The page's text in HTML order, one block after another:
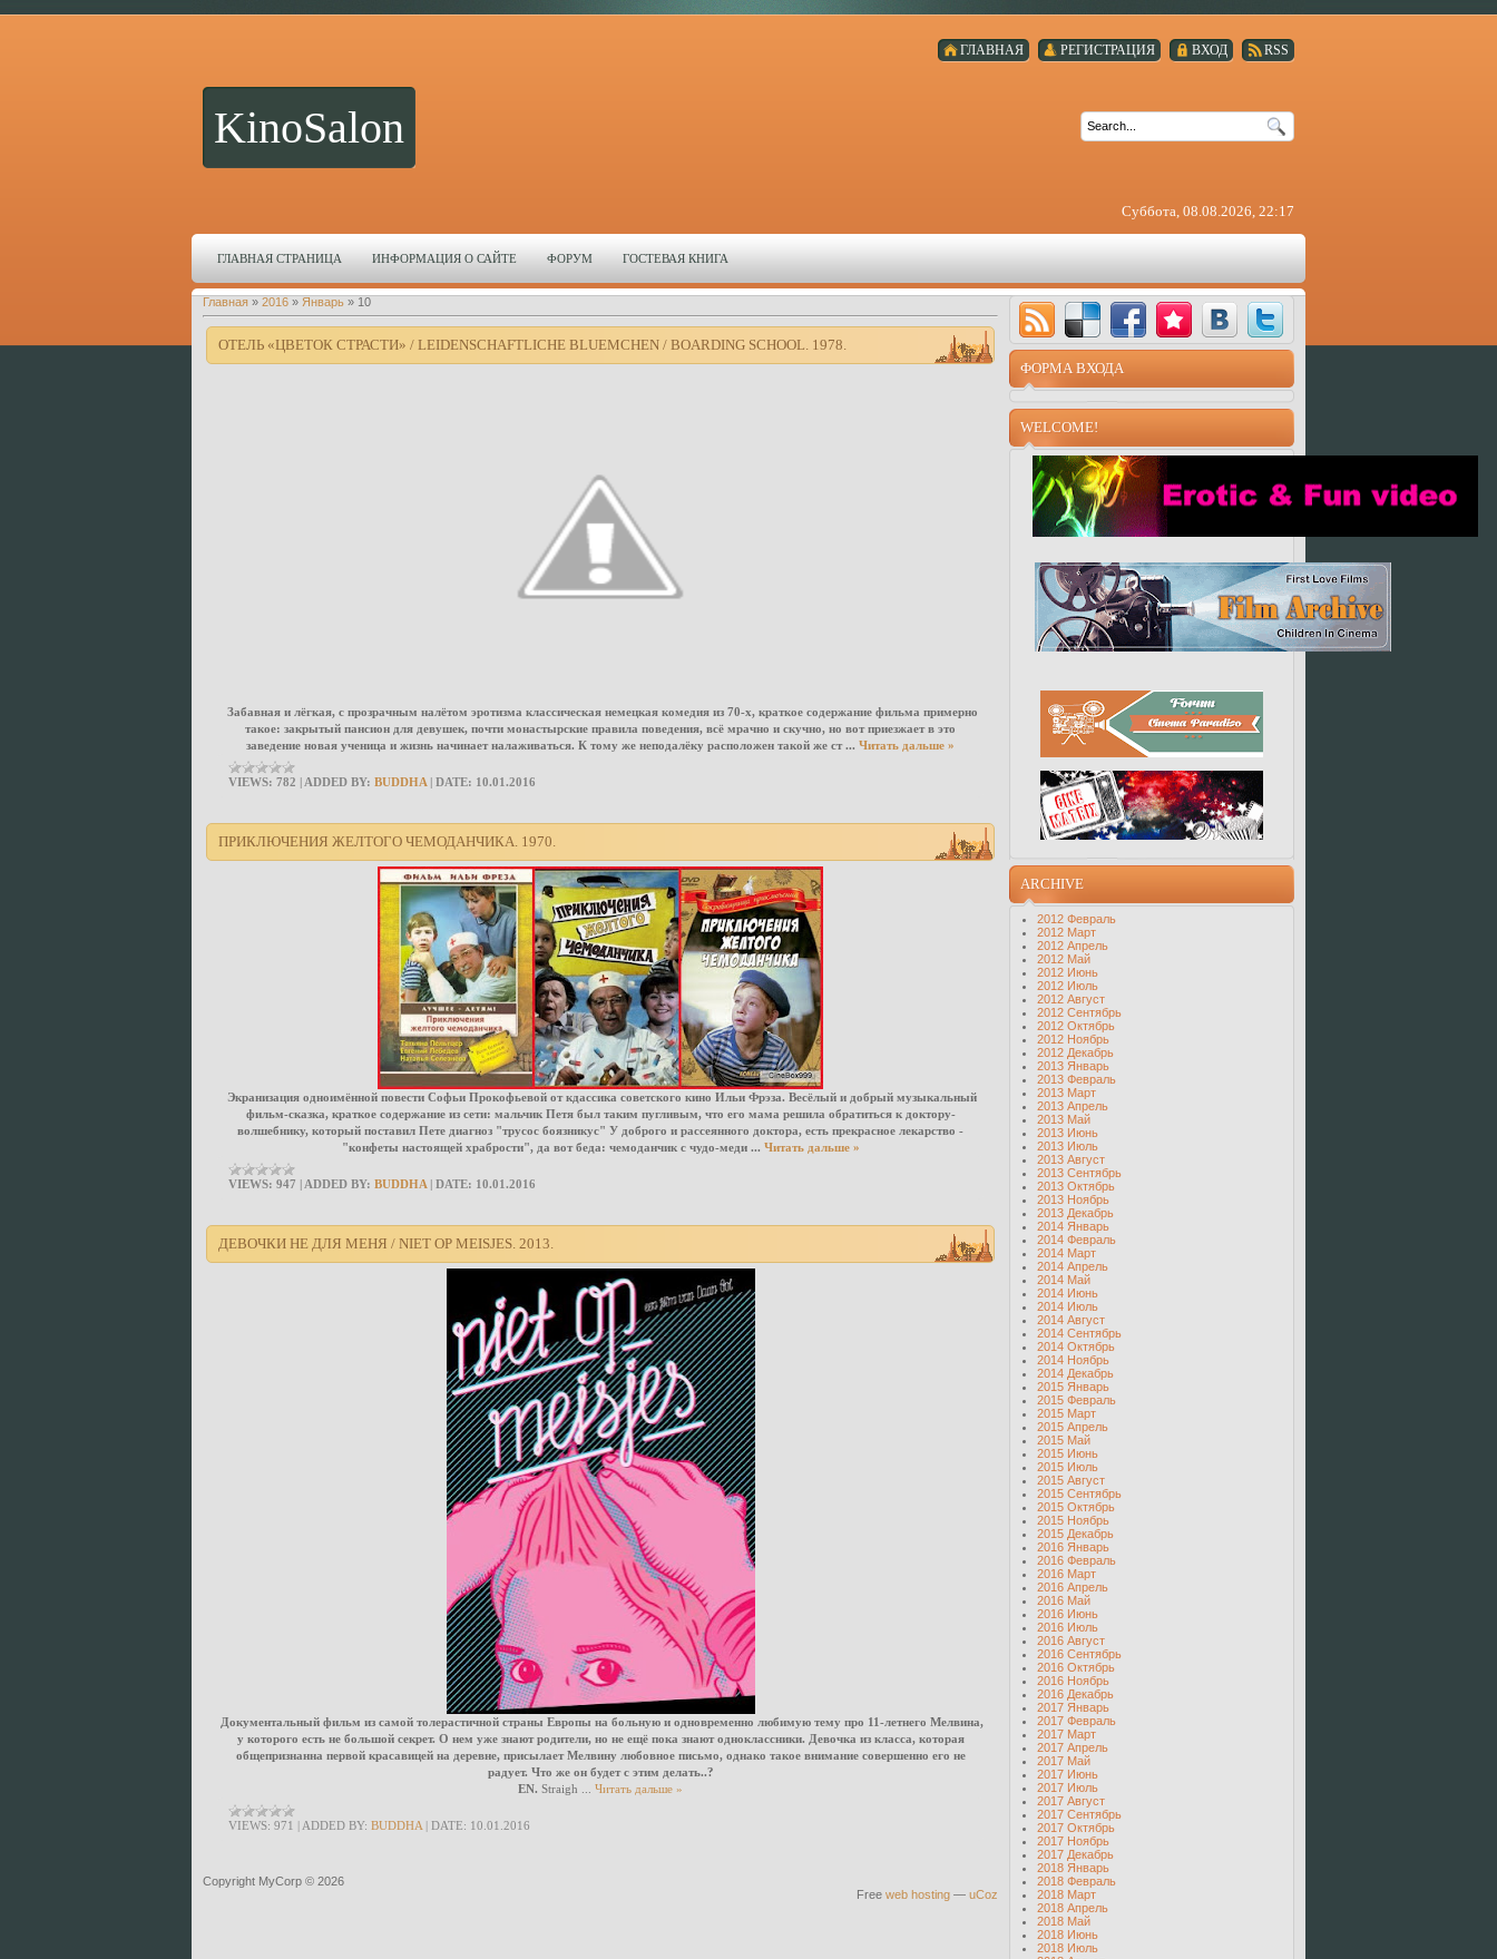
RSS
ВХОД
РЕГИСТРАЦИЯ
ГЛАВНАЯ
KinoSalon
Суббота, 08.08.2026, 22:17
ГЛАВНАЯ СТРАНИЦА ИНФОРМАЦИЯ О САЙТЕ ФОРУМ ГОСТЕВАЯ КНИГА
Главная » 2016 » Январь » 10
ОТЕЛЬ «ЦВЕТОК СТРАСТИ» / LEIDENSCHAFTLICHE BLUEMCHEN / BOARDING SCHOOL. 1978.
Забавная и лёгкая, с прозрачным налётом эротизма классическая немецкая комедия из 70-х, краткое содержание фильма примерно
такое: закрытый пансион для девушек, почти монастырские правила поведения, всё мрачно и скучно, но вот приезжает в это
заведение новая ученица и жизнь начинает налаживаться. К тому же неподалёку расположен такой же ст... Читать дальше »
VIEWS: 782 | ADDED BY: BUDDHA | DATE: 10.01.2016
ПРИКЛЮЧЕНИЯ ЖЕЛТОГО ЧЕМОДАНЧИКА. 1970.
Экранизация одноимённой повести Софьи Прокофьевой от кдассика советского кино Ильи Фрэза. Весёлый и добрый музыкальный
фильм-сказка, краткое содержание из сети: мальчик Петя был таким пугливым, что его мама решила обратиться к доктору-
волшебнику, который поставил Пете диагноз "трусос боязникус" У доброго и рассеянного доктора, есть прекрасное лекарство -
"конфеты настоящей храбрости", да вот беда: чемоданчик с чудо-меди ... Читать дальше »
VIEWS: 947 | ADDED BY: BUDDHA | DATE: 10.01.2016
ДЕВОЧКИ НЕ ДЛЯ МЕНЯ / NIET OP MEISJES. 2013.
Документальный фильм из самой толерастичной страны Европы на больную и одновременно любимую тему про 11-летнего Мелвина,
у которого есть не большой секрет. О нем уже знают родители, но не ещё пока знают одноклассники. Девочка из класса, которая
общепризнанна первой красавицей на деревне, присылает Мелвину любовное письмо, однако такое внимание совершенно его не
радует. Что же он будет с этим делать..?
EN. Straigh Читать дальше »
VIEWS: 971 | ADDED BY: BUDDHA | DATE: 10.01.2016
ФОРМА ВХОДА
WELCOME!
ARCHIVE
2012 Февраль
2012 Март
2012 Апрель
2012 Май
2012 Июнь
2012 Июль
2012 Август
2012 Сентябрь
2012 Октябрь
2012 Ноябрь
2012 Декабрь
2013 Январь
2013 Февраль
2013 Март
2013 Апрель
2013 Май
2013 Июнь
2013 Июль
2013 Август
2013 Сентябрь
2013 Октябрь
2013 Ноябрь
2013 Декабрь
2014 Январь
2014 Февраль
2014 Март
2014 Апрель
2014 Май
2014 Июнь
2014 Июль
2014 Август
2014 Сентябрь
2014 Октябрь
2014 Ноябрь
2014 Декабрь
2015 Январь
2015 Февраль
2015 Март
2015 Апрель
2015 Май
2015 Июнь
2015 Июль
2015 Август
2015 Сентябрь
2015 Октябрь
2015 Ноябрь
2015 Декабрь
2016 Январь
2016 Февраль
2016 Март
2016 Апрель
2016 Май
2016 Июнь
2016 Июль
2016 Август
2016 Сентябрь
2016 Октябрь
2016 Ноябрь
2016 Декабрь
2017 Январь
2017 Февраль
2017 Март
2017 Апрель
2017 Май
2017 Июнь
2017 Июль
2017 Август
2017 Сентябрь
2017 Октябрь
2017 Ноябрь
2017 Декабрь
2018 Январь
2018 Февраль
2018 Март
2018 Апрель
2018 Май
2018 Июнь
2018 Июль
Copyright MyCorp © 2026
Free web hosting — uCoz